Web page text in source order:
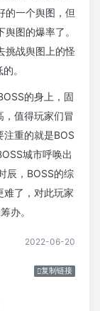
的一个舆图，但
图的爆率了。
挑战舆图上的怪
。
的身上，固
值得玩家们冒
注重的就是BOS
城市呼唤出
辰，BOSS的综
难了，对此玩家
办。
2022-06-20
复制链接